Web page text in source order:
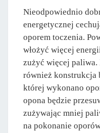
Nieodpowiednio
energetycznej
oporem toczenia.
włożyć więcej
zużyć więcej
również konstrukcja
której wykonano
opona będzie
zużywając mniej
na pokonanie